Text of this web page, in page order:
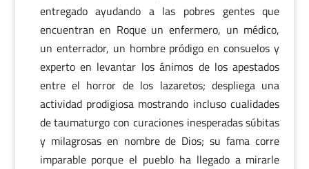
entregado ayudando a las pobres gentes que
encuentran en Roque un enfermero, un médico,
un enterrador, un hombre pródigo en consuelos y
experto en levantar los ánimos de los apestados
entre el horror de los lazaretos; despliega una
actividad prodigiosa mostrando incluso cualidades
de taumaturgo con curaciones inesperadas súbitas
y milagrosas en nombre de Dios; su fama corre
imparable porque el pueblo ha llegado a mirarle